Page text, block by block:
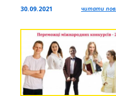
30.09.2021 читати